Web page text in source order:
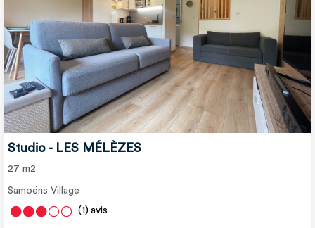
Studio - LES MÉLÈZES
Samoëns Village
27 m2
avis
(1)